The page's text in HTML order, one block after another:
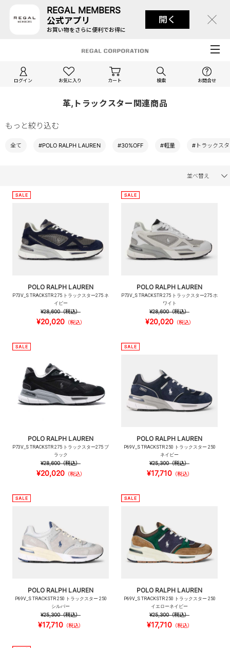
REGAL MEMBERS
公式アプリ
お買い物をさらに便利でお得に
開く
ログイン お気に入り カート 検索 お問合せ
革,トラックスター関連商品
もっと絞り込む
全て #POLO RALPH LAUREN #30%OFF #軽量 #トラックス
並べ替え
POLO RALPH LAUREN
P73V_S TRACKSTR 275 トラックスター275 ネ
イビー
¥28,600（税込）
¥20,020（税込）
POLO RALPH LAUREN
P73V_S TRACKSTR 275 トラックスター275 ホ
ワイト
¥28,600（税込）
¥20,020（税込）
POLO RALPH LAUREN
P73V_S TRACKSTR 275 トラックスター275 ブ
ラック
¥28,600（税込）
¥20,020（税込）
POLO RALPH LAUREN
P69V_S TRACKSTR 250 トラックスター 250
ネイビー
¥25,300（税込）
¥17,710（税込）
POLO RALPH LAUREN
P69V_S TRACKSTR 250 トラックスター 250
シルバー
¥25,300（税込）
¥17,710（税込）
POLO RALPH LAUREN
P69V_S TRACKSTR 250 トラックスター 250
イエローネイビー
¥25,300（税込）
¥17,710（税込）